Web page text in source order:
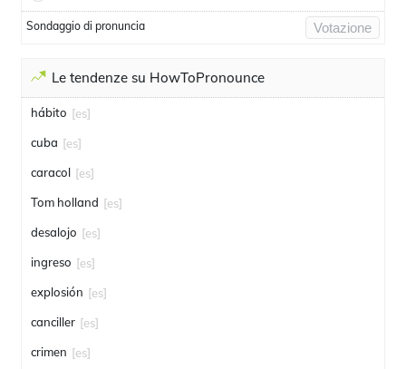
Sondaggio di pronuncia Votazione
Le tendenze su HowToPronounce
hábito [es]
cuba [es]
caracol [es]
Tom holland [es]
desalojo [es]
ingreso [es]
explosión [es]
canciller [es]
crimen [es]